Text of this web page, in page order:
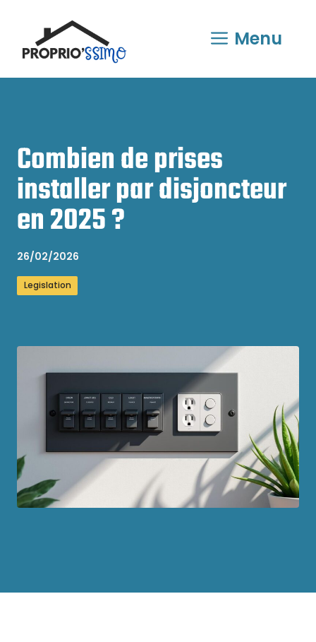
contenu
Menu
Combien de prises
installer par disjoncteur
en 2025 ?
26/02/2026
Legislation